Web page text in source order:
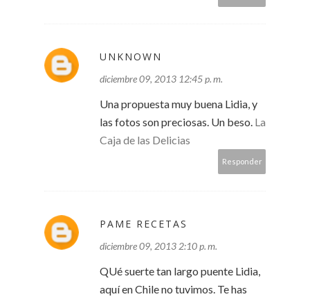
UNKNOWN
diciembre 09, 2013 12:45 p. m.
Una propuesta muy buena Lidia, y
las fotos son preciosas. Un beso. La
Caja de las Delicias
Responder
PAME RECETAS
diciembre 09, 2013 2:10 p. m.
QUé suerte tan largo puente Lidia,
aquí en Chile no tuvimos. Te has
Jasper Roberts Consulting-Widget